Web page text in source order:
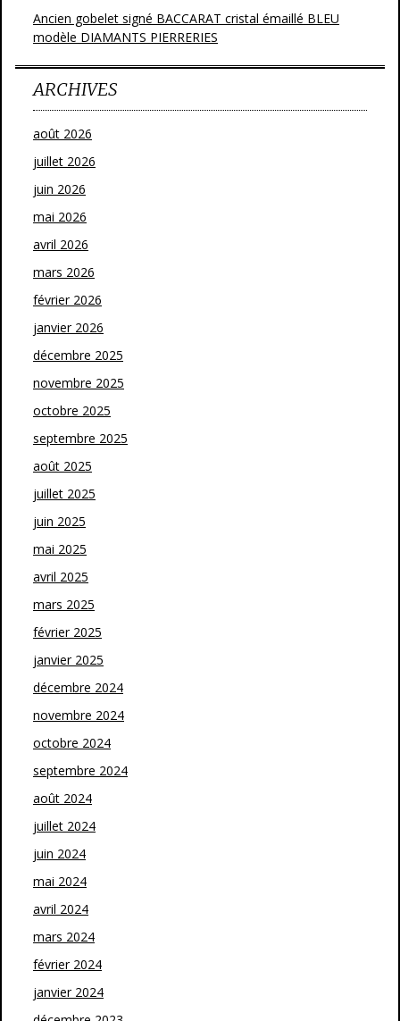
Ancien gobelet signé BACCARAT cristal émaillé BLEU
modèle DIAMANTS PIERRERIES
ARCHIVES
août 2026
juillet 2026
juin 2026
mai 2026
avril 2026
mars 2026
février 2026
janvier 2026
décembre 2025
novembre 2025
octobre 2025
septembre 2025
août 2025
juillet 2025
juin 2025
mai 2025
avril 2025
mars 2025
février 2025
janvier 2025
décembre 2024
novembre 2024
octobre 2024
septembre 2024
août 2024
juillet 2024
juin 2024
mai 2024
avril 2024
mars 2024
février 2024
janvier 2024